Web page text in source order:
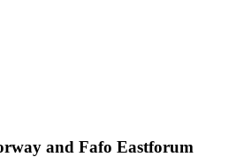
and Fafo Eastforum